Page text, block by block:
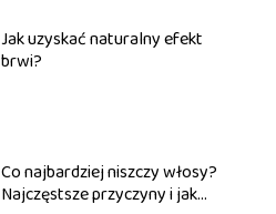
Jak uzyskać naturalny efekt
brwi?
Co najbardziej niszczy włosy?
Najczęstsze przyczyny i jak